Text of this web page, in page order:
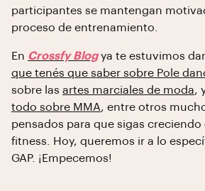
participantes se mantengan
proceso de entrenamiento.
En Crossfy Blogya te estuvimos
que tenés que saber sobre Pole
sobre las artes marciales de moda,
todo sobre MMA, entre otros
pensados para que sigas
fitness. Hoy, queremos ir a lo
GAP. ¡Empecemos!